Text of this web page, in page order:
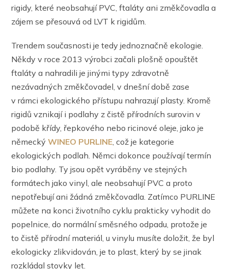
rigidy, které neobsahují PVC, ftaláty ani změkčovadla a
zájem se přesouvá od LVT k rigidům.
Trendem současnosti je tedy jednoznačně ekologie.
Někdy v roce 2013 výrobci začali plošně opouštět
ftaláty a nahradili je jinými typy zdravotně
nezávadných změkčovadel, v dnešní době zase
v rámci ekologického přístupu nahrazují plasty. Kromě
rigidů vznikají i podlahy z čistě přírodních surovin v
podobě křídy, řepkového nebo ricinové oleje, jako je
německýWINEO PURLINE, což je kategorie
ekologických podlah. Němci dokonce používají termín
bio podlahy. Ty jsou opět vyráběny ve stejných
formátech jako vinyl, ale neobsahují PVC a proto
nepotřebují ani žádná změkčovadla. Zatímco PURLINE
můžete na konci životního cyklu prakticky vyhodit do
popelnice, do normální směsného odpadu, protože je
to čistě přírodní materiál, u vinylu musíte doložit, že byl
ekologicky zlikvidován, je to plast, který by se jinak
rozkládal stovky let.